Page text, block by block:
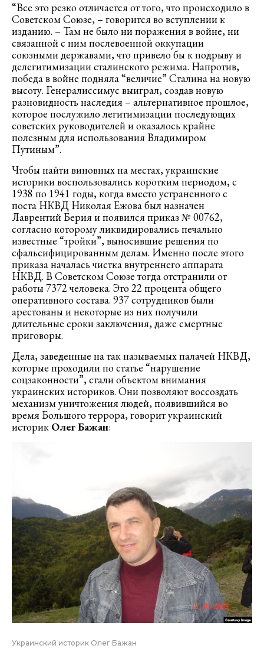
“Все это резко отличается от того, что происходило в
Советском Союзе, – говорится во вступлении к
изданию. – Там не было ни поражения в войне, ни
связанной с ним послевоенной оккупации
союзными державами, что привело бы к подрыву и
делегитимизации сталинского режима. Напротив,
победа в войне подняла “величие” Сталина на новую
высоту. Генералиссимус выиграл, создав новую
разновидность наследия – альтернативное прошлое,
которое послужило легитимизации последующих
советских руководителей и оказалось крайне
полезным для использования Владимиром
Путиным”.
Чтобы найти виновных на местах, украинские
историки воспользовались коротким периодом, с
1938 по 1941 годы, когда вместо устраненного с
поста НКВД Николая Ежова был назначен
Лаврентий Берия и появился приказ № 00762,
согласно которому ликвидировались печально
известные “тройки”, выносившие решения по
сфальсифицированным делам. Именно после этого
приказа началась чистка внутреннего аппарата
НКВД. В Советском Союзе тогда отстранили от
работы 7372 человека. Это 22 процента общего
оперативного состава. 937 сотрудников были
арестованы и некоторые из них получили
длительные сроки заключения, даже смертные
приговоры.
Дела, заведенные на так называемых палачей НКВД,
которые проходили по статье “нарушение
соцзаконности”, стали объектом внимания
украинских историков. Они позволяют воссоздать
механизм уничтожения людей, появившийся во
время Большого террора, говорит украинский
историк Олег Бажан:
Украинский историк Олег Бажан